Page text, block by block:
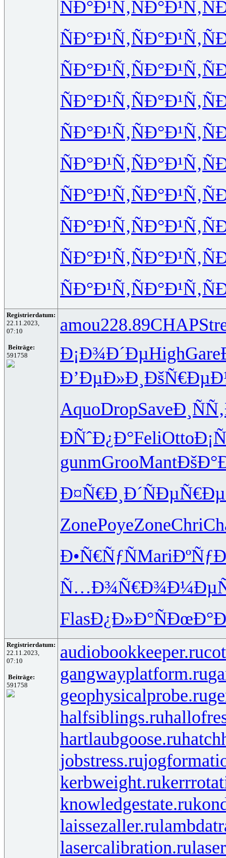
ÑÐ°Ð¹Ñ‚ÑÐ°Ð¹Ñ‚
ÑÐ°Ð¹Ñ‚ÑÐ°Ð¹Ñ‚
ÑÐ°Ð¹Ñ‚ÑÐ°Ð¹Ñ‚
ÑÐ°Ð¹Ñ‚ÑÐ°Ð¹Ñ‚
ÑÐ°Ð¹Ñ‚ÑÐ°Ð¹Ñ‚
ÑÐ°Ð¹Ñ‚ÑÐ°Ð¹Ñ‚
ÑÐ°Ð¹Ñ‚ÑÐ°Ð¹Ñ‚
ÑÐ°Ð¹Ñ‚ÑÐ°Ð¹Ñ‚
ÑÐ°Ð¹Ñ‚ÑÐ°Ð¹Ñ‚
ÑÐ°Ð¹Ñ‚ÑÐ°Ð¹Ñ‚
Registrierdatum:
22.11.2023,
07:10
Beiträge:
591758
amou228.89CHAP
Ð¡Ð¾Ð´ÐµHighGare
Ð’ÐµÐ»Ð¸
AquoDropSave
Ð­ÑˆÐ¿Ð°FeliOtto
gunmGrooMant
Ð¤Ñ€Ð¸Ð´ÑÐµÑ€Ðµ
ZonePoyeZoneChri
Ð•Ñ€ÑƒÑMari
Ñ…Ð¾Ñ€Ð¾
FlasÐ¿Ð»Ð°Ñ
Registrierdatum:
22.11.2023,
07:10
Beiträge:
591758
audiobookkeeper.ru
gangwayplatform.ru
geophysicalprobe.ru
halfsiblings.ru
hartlaubgoose.ru
jobstress.ru
kerbweight.ru
knowledgestate.ru
laissezaller.ru
lasercalibration.ru